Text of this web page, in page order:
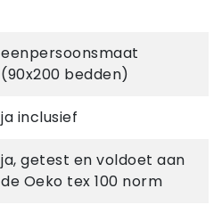
eenpersoonsmaat
(90x200 bedden)
ja inclusief
ja, getest en voldoet aan
de Oeko tex 100 norm